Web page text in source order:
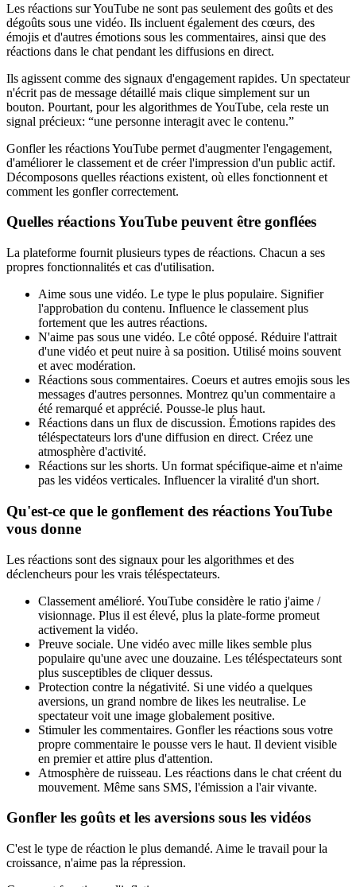
Les réactions sur YouTube ne sont pas seulement des goûts et des
dégoûts sous une vidéo. Ils incluent également des cœurs, des
émojis et d'autres émotions sous les commentaires, ainsi que des
réactions dans le chat pendant les diffusions en direct.
Ils agissent comme des signaux d'engagement rapides. Un spectateur
n'écrit pas de message détaillé mais clique simplement sur un
bouton. Pourtant, pour les algorithmes de YouTube, cela reste un
signal précieux: “une personne interagit avec le contenu.”
Gonfler les réactions YouTube permet d'augmenter l'engagement,
d'améliorer le classement et de créer l'impression d'un public actif.
Décomposons quelles réactions existent, où elles fonctionnent et
comment les gonfler correctement.
Quelles réactions YouTube peuvent être gonflées
La plateforme fournit plusieurs types de réactions. Chacun a ses
propres fonctionnalités et cas d'utilisation.
Aime sous une vidéo. Le type le plus populaire. Signifier
l'approbation du contenu. Influence le classement plus
fortement que les autres réactions.
N'aime pas sous une vidéo. Le côté opposé. Réduire l'attrait
d'une vidéo et peut nuire à sa position. Utilisé moins souvent
et avec modération.
Réactions sous commentaires. Coeurs et autres emojis sous les
messages d'autres personnes. Montrez qu'un commentaire a
été remarqué et apprécié. Pousse-le plus haut.
Réactions dans un flux de discussion. Émotions rapides des
téléspectateurs lors d'une diffusion en direct. Créez une
atmosphère d'activité.
Réactions sur les shorts. Un format spécifique-aime et n'aime
pas les vidéos verticales. Influencer la viralité d'un short.
Qu'est-ce que le gonflement des réactions YouTube
vous donne
Les réactions sont des signaux pour les algorithmes et des
déclencheurs pour les vrais téléspectateurs.
Classement amélioré. YouTube considère le ratio j'aime /
visionnage. Plus il est élevé, plus la plate-forme promeut
activement la vidéo.
Preuve sociale. Une vidéo avec mille likes semble plus
populaire qu'une avec une douzaine. Les téléspectateurs sont
plus susceptibles de cliquer dessus.
Protection contre la négativité. Si une vidéo a quelques
aversions, un grand nombre de likes les neutralise. Le
spectateur voit une image globalement positive.
Stimuler les commentaires. Gonfler les réactions sous votre
propre commentaire le pousse vers le haut. Il devient visible
en premier et attire plus d'attention.
Atmosphère de ruisseau. Les réactions dans le chat créent du
mouvement. Même sans SMS, l'émission a l'air vivante.
Gonfler les goûts et les aversions sous les vidéos
C'est le type de réaction le plus demandé. Aime le travail pour la
croissance, n'aime pas la répression.